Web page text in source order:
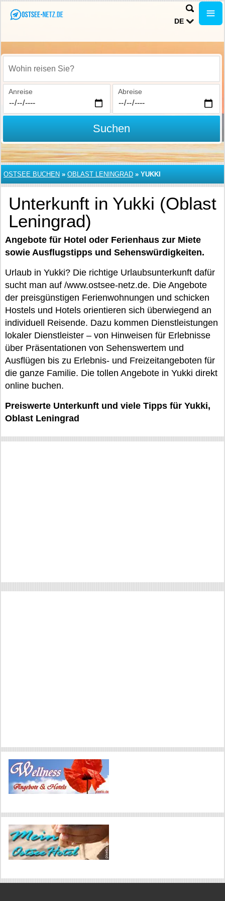
DE
Wohin reisen Sie?
Anreise Abreise
Suchen
OSTSEE BUCHEN » OBLAST LENINGRAD » YUKKI
Unterkunft in Yukki (Oblast
Leningrad)
Angebote für Hotel oder Ferienhaus zur Miete
sowie Ausflugstipps und Sehenswürdigkeiten.
Urlaub in Yukki? Die richtige Urlaubsunterkunft dafür
sucht man auf /www.ostsee-netz.de. Die Angebote
der preisgünstigen Ferienwohnungen und schicken
Hostels und Hotels orientieren sich überwiegend an
individuell Reisende. Dazu kommen Dienstleistungen
lokaler Dienstleister – von Hinweisen für Erlebnisse
über Präsentationen von Sehenswertem und
Ausflügen bis zu Erlebnis- und Freizeitangeboten für
die ganze Familie. Die tollen Angebote in Yukki direkt
online buchen.
Preiswerte Unterkunft und viele Tipps für Yukki,
Oblast Leningrad